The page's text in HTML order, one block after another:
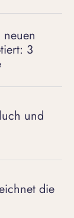
3
und
die